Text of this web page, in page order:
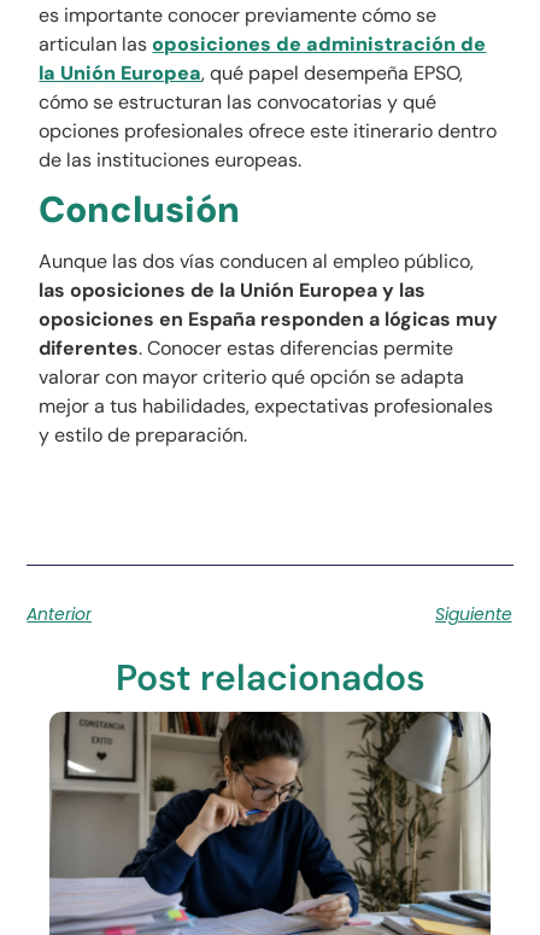
es importante conocer previamente cómo se
articulan lasoposiciones de administración de
la Unión Europea, qué papel desempeña EPSO,
cómo se estructuran las convocatorias y qué
opciones profesionales ofrece este itinerario dentro
de las instituciones europeas.
Conclusión
Aunque las dos vías conducen al empleo público,
las oposiciones de la Unión Europea y las
oposiciones en España responden a lógicas muy
diferentes. Conocer estas diferencias permite
valorar con mayor criterio qué opción se adapta
mejor a tus habilidades, expectativas profesionales
y estilo de preparación.
Anterior Siguiente
Post relacionados